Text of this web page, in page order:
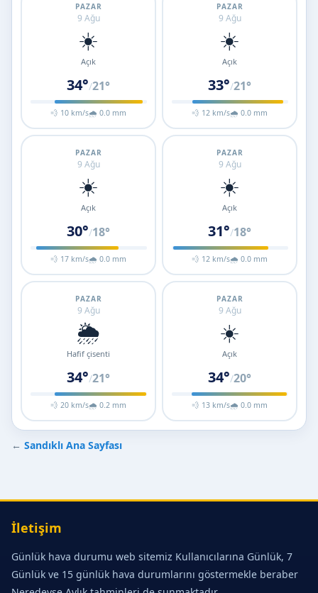
PAZAR
9 Ağu
☀️
Açık
34°/21°
💨 10 km/s🌧 0.0 mm
PAZAR
9 Ağu
☀️
Açık
33°/21°
💨 12 km/s🌧 0.0 mm
PAZAR
9 Ağu
☀️
Açık
30°/18°
💨 17 km/s🌧 0.0 mm
PAZAR
9 Ağu
☀️
Açık
31°/18°
💨 12 km/s🌧 0.0 mm
PAZAR
9 Ağu
🌦️
Hafif çisenti
34°/21°
💨 20 km/s🌧 0.2 mm
PAZAR
9 Ağu
☀️
Açık
34°/20°
💨 13 km/s🌧 0.0 mm
← Sandıklı Ana Sayfası
İletişim
Günlük hava durumu web sitemiz Kullanıcılarına Günlük, 7
Günlük ve 15 günlük hava durumlarını göstermekle beraber